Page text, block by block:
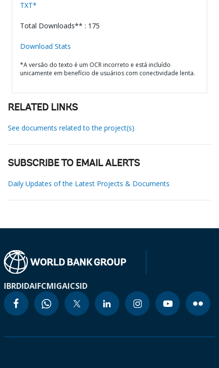
TXT*
Total Downloads** : 175
Download Stats
*A versão do texto é um OCR incorreto e está incluído
unicamente em benefício de usuários com conectividade lenta.
RELATED LINKS
See documents related to the project(s)
SUBSCRIBE TO EMAIL ALERTS
Daily Updates of the Latest Projects & Documents
IBRDIDAIFCMIGAICSID